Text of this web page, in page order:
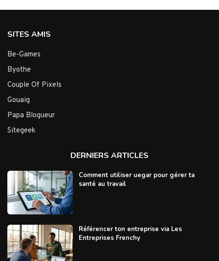
SITES AMIS
Be-Games
Byothe
Couple Of Pixels
Gouaig
Papa Blogueur
Sitegeek
DERNIERS ARTICLES
Comment utiliser uegar pour gérer ta
santé au travail
Référencer ton entreprise via Les
Entreprises Frenchy